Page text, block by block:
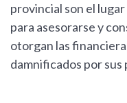
provincial son el
para asesorarse y
otorgan las
damnificados por